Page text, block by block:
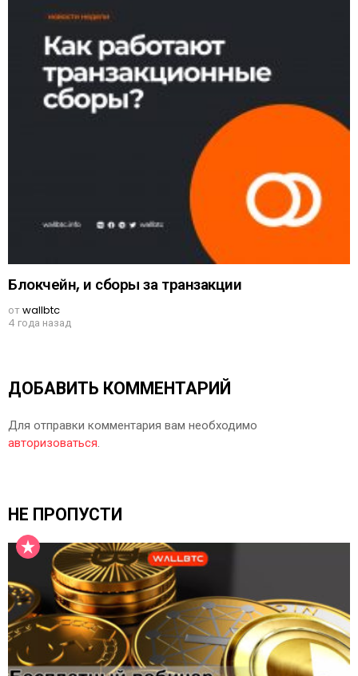
Блокчейн, и сборы за транзакции
отwallbtc
4 года назад
ДОБАВИТЬ КОММЕНТАРИЙ
Для отправки комментария вам необходимо
авторизоваться.
НЕ ПРОПУСТИ